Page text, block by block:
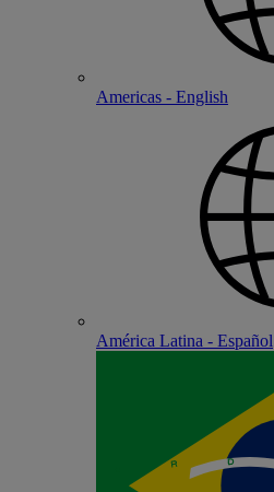
Americas - English
América Latina - Español